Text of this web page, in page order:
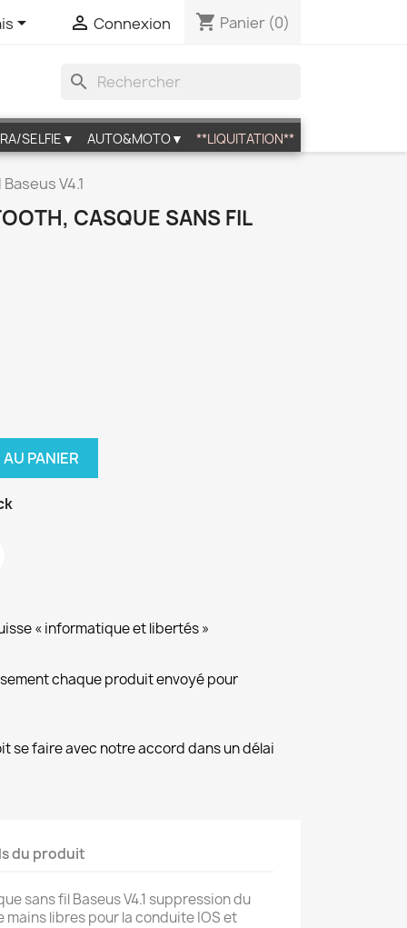
  Connexion shopping_cart Panier (0)
search
SELFIE▼ AUTO&MOTO▼ **LIQUITATION**
V4.1
CASQUE SANS FIL
PANIER
« informatique et libertés »
chaque produit envoyé pour
se faire avec notre accord dans un délai
du produit
sans fil Baseus V4.1 suppression du
libres pour la conduite IOS et